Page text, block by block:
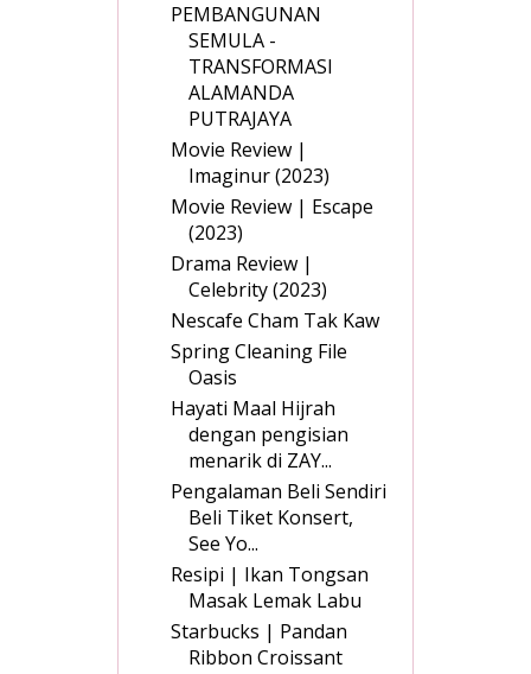
PEMBANGUNAN
SEMULA -
TRANSFORMASI
ALAMANDA
PUTRAJAYA
Movie Review |
Imaginur (2023)
Movie Review | Escape
(2023)
Drama Review |
Celebrity (2023)
Nescafe Cham Tak Kaw
Spring Cleaning File
Oasis
Hayati Maal Hijrah
dengan pengisian
menarik di ZAY...
Pengalaman Beli Sendiri
Beli Tiket Konsert,
See Yo...
Resipi | Ikan Tongsan
Masak Lemak Labu
Starbucks | Pandan
Ribbon Croissant